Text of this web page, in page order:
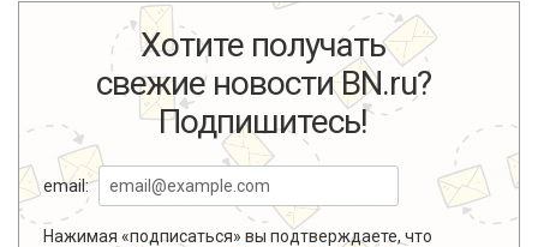
Хотите получать
свежие новости BN.ru?
Подпишитесь!
email:
Нажимая «подписаться» вы подтверждаете, что